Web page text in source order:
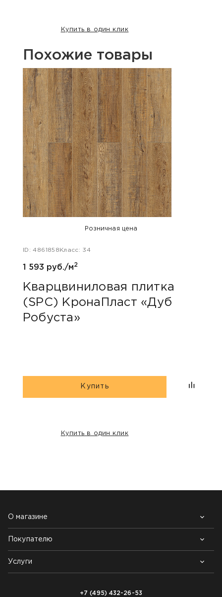
Купить в один клик
Похожие товары
Розничная цена
ID: 4861858 Класс: 34
1 593 руб./м2
Кварцвиниловая плитка
(SPC) КронаПласт «Дуб
Робуста»
Купить
Купить в один клик
О магазине
Почему выбирают нас
Контакты
Блог
Покупателю
Возврат товара
Как заказать
Услуги
+7 (495) 432-26-53